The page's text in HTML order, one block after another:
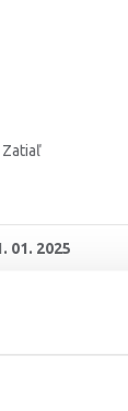
Zatiaľ
01. 2025